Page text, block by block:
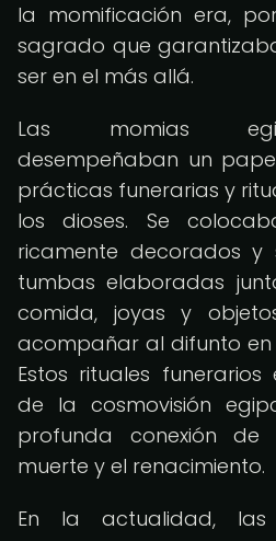
la momificación era,
sagrado que
ser en el más allá.
Las momias
desempeñaban un
prácticas funerarias y
los dioses. Se
ricamente decorados y
tumbas elaboradas
comida, joyas y
acompañar al difunto en
Estos rituales
de la cosmovisión
profunda conexión
muerte y el renacimiento.
En la actualidad, las